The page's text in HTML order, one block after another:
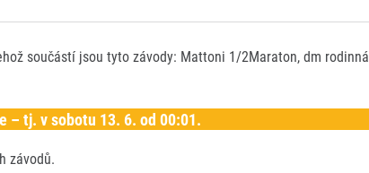
součástí jsou tyto závody: Mattoni 1/2Maraton, dm rodinná
– tj. v sobotu 13. 6. od 00:01.
závodů.